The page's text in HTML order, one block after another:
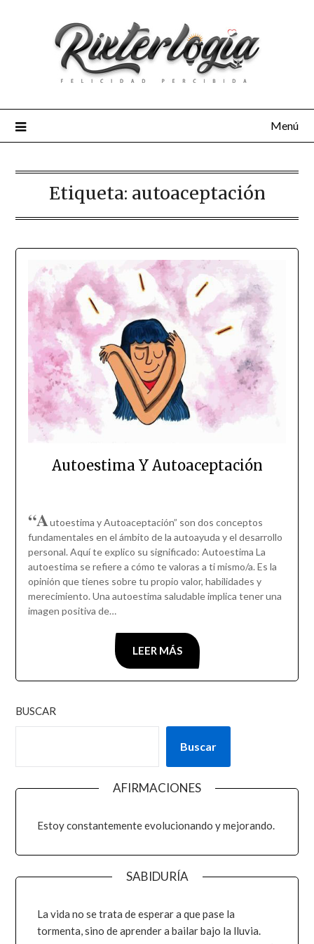
Menú
Etiqueta: autoaceptación
Autoestima Y Autoaceptación
“Autoestima y Autoaceptación” son dos conceptos
fundamentales en el ámbito de la autoayuda y el desarrollo
personal. Aquí te explico su significado: Autoestima La
autoestima se refiere a cómo te valoras a ti mismo/a. Es la
opinión que tienes sobre tu propio valor, habilidades y
merecimiento. Una autoestima saludable implica tener una
imagen positiva de…
LEER MÁS
BUSCAR
Buscar
AFIRMACIONES
Estoy constantemente evolucionando y mejorando.
SABIDURÍA
La vida no se trata de esperar a que pase la
tormenta, sino de aprender a bailar bajo la lluvia.